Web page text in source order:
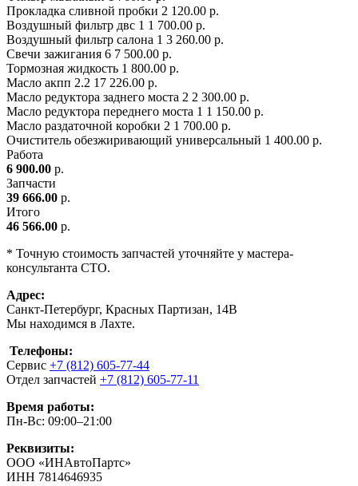
Прокладка сливной пробки 2 120.00 р.
Воздушный фильтр двс 1 1 700.00 р.
Воздушный фильтр салона 1 3 260.00 р.
Свечи зажигания 6 7 500.00 р.
Тормозная жидкость 1 800.00 р.
Масло акпп 2.2 17 226.00 р.
Масло редуктора заднего моста 2 2 300.00 р.
Масло редуктора переднего моста 1 1 150.00 р.
Масло раздаточной коробки 2 1 700.00 р.
Очиститель обезжиривающий универсальный 1 400.00 р.
Работа
6 900.00 р.
Запчасти
39 666.00 р.
Итого
46 566.00 р.
* Точную стоимость запчастей уточняйте у мастера-
консультанта СТО.
Адрес:
Санкт-Петербург, Красных Партизан, 14В
Мы находимся в Лахте.
Телефоны:
Сервис +7 (812) 605-77-44
Отдел запчастей +7 (812) 605-77-11
Время работы:
Пн-Вс: 09:00–21:00
Реквизиты:
ООО «ИНАвтоПартс»
ИНН 7814646935